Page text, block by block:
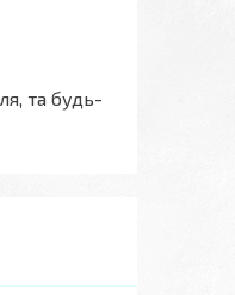
та будь-